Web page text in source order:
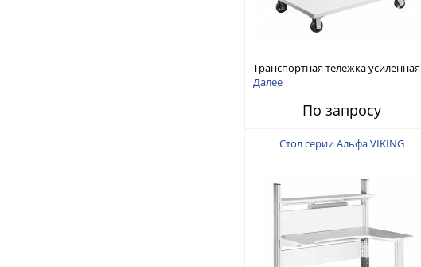
Транспортная тележка усиленная
VIKING ТТУ-Н
Далее
По запросу
Стол серии Альфа VIKING